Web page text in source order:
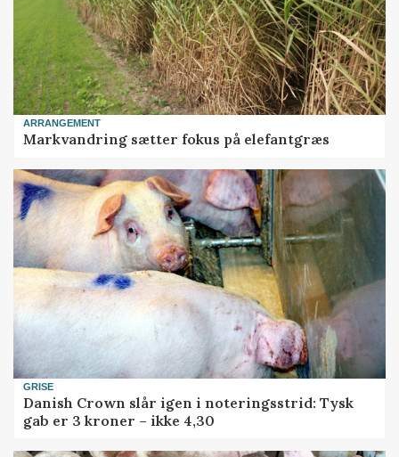
ARRANGEMENT
Markvandring sætter fokus på elefantgræs
GRISE
Danish Crown slår igen i noteringsstrid: Tysk
gab er 3 kroner – ikke 4,30